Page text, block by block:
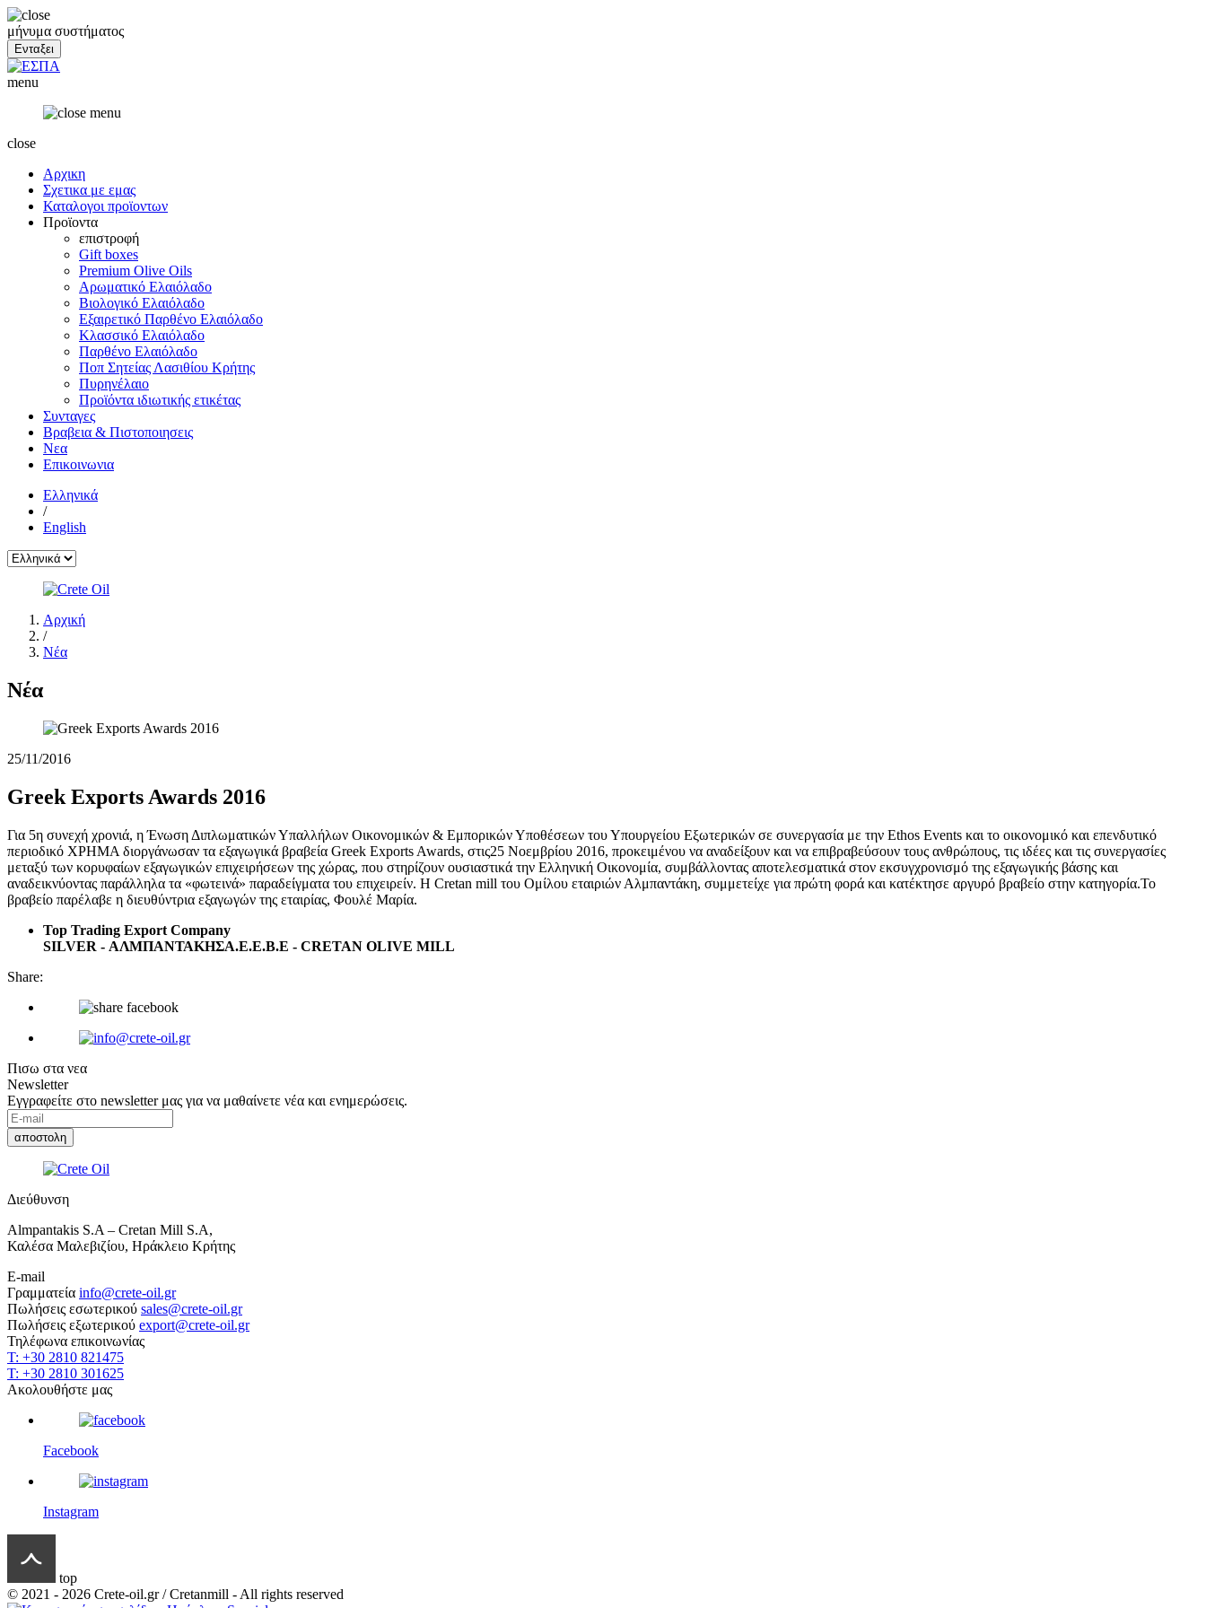
μήνυμα συστήματος
menu
close
Αρχικη
Σχετικα με εμας
Καταλογοι προϊοντων
Προϊοντα
επιστροφή
Gift boxes
Premium Olive Oils
Αρωματικό Ελαιόλαδο
Βιολογικό Ελαιόλαδο
Εξαιρετικό Παρθένο Ελαιόλαδο
Κλασσικό Ελαιόλαδο
Παρθένο Ελαιόλαδο
Ποπ Σητείας Λασιθίου Κρήτης
Πυρηνέλαιο
Προϊόντα ιδιωτικής ετικέτας
Συνταγες
Βραβεια & Πιστοποιησεις
Νεα
Επικοινωνια
Ελληνικά
/
English
Αρχική
/
Νέα
Νέα
25/11/2016
Greek Exports Awards 2016
Για 5η συνεχή χρονιά, η Ένωση Διπλωματικών Υπαλλήλων Οικονομικών & Εμπορικών Υποθέσεων του Υπουργείου Εξωτερικών σε συνεργασία με την Ethos Events και το οικονομικό και επενδυτικό
περιοδικό ΧΡΗΜΑ διοργάνωσαν τα εξαγωγικά βραβεία Greek Exports Awards, στις25 Νοεμβρίου 2016, προκειμένου να αναδείξουν και να επιβραβεύσουν τους ανθρώπους, τις ιδέες και τις συνεργασίες
μεταξύ των κορυφαίων εξαγωγικών επιχειρήσεων της χώρας, που στηρίζουν ουσιαστικά την Ελληνική Οικονομία, συμβάλλοντας αποτελεσματικά στον εκσυγχρονισμό της εξαγωγικής βάσης και
αναδεικνύοντας παράλληλα τα «φωτεινά» παραδείγματα του επιχειρείν. Η Cretan mill του Ομίλου εταιριών Αλμπαντάκη, συμμετείχε για πρώτη φορά και κατέκτησε αργυρό βραβείο στην κατηγορία.Το
βραβείο παρέλαβε η διευθύντρια εξαγωγών της εταιρίας, Φουλέ Μαρία.
Top Trading Export Company
SILVER - ΑΛΜΠΑΝΤΑΚΗΣΑ.Ε.Ε.Β.Ε - CRETAN OLIVE MILL
Share:
Πισω στα νεα
Newsletter
Εγγραφείτε στο newsletter μας για να μαθαίνετε νέα και ενημερώσεις.
Διεύθυνση
Almpantakis S.A – Cretan Mill S.A,
Καλέσα Μαλεβιζίου, Ηράκλειο Κρήτης
E-mail
Γραμματεία info@crete-oil.gr
Πωλήσεις εσωτερικού sales@crete-oil.gr
Πωλήσεις εξωτερικού export@crete-oil.gr
Τηλέφωνα επικοινωνίας
T: +30 2810 821475
T: +30 2810 301625
Ακολουθήστε μας
Facebook
Instagram
top
© 2021 - 2026 Crete-oil.gr / Cretanmill - All rights reserved